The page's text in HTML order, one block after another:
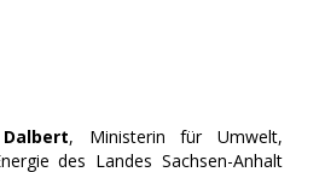
, Ministerin für Umwelt,
des Landes Sachsen-Anhalt